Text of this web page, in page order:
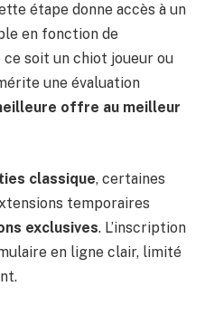
étape donne accès à un
en fonction de
ce soit un chiot joueur ou
une évaluation
offre au meilleur
classique, certaines
temporaires
exclusives. L’inscription
en ligne clair, limité